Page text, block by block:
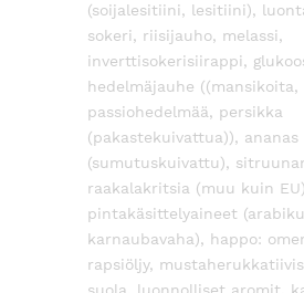
(soijalesitiini, lesitiini),
sokeri, riisijauho, melassi,
inverttisokerisiirappi,
hedelmäjauhe ((mansikoita,
passiohedelmää, persikka
(pakastekuivattua)), ananas
(sumutuskuivattu),
raakalakritsia (muu kuin
pintakäsittelyaineet
karnaubavaha), happo:
rapsiöljy,